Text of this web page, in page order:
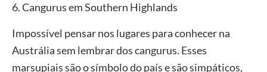
6. Cangurus em Southern Highlands
Impossível pensar nos lugares para conhecer na
Austrália sem lembrar dos cangurus. Esses
marsupiais são o símbolo do país e são simpáticos,